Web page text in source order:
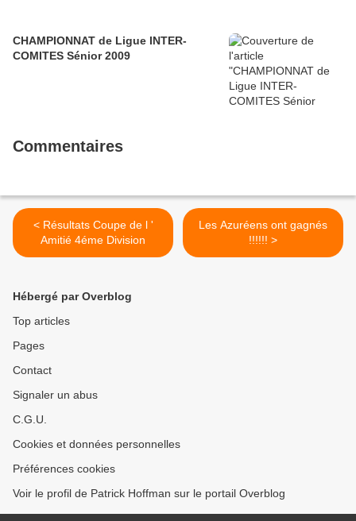
CHAMPIONNAT de Ligue INTER-
COMITES Sénior 2009
Commentaires
< Résultats Coupe de l '
Amitié 4éme Division
Les Azuréens ont gagnés
!!!!!! >
Hébergé par Overblog
Top articles
Pages
Contact
Signaler un abus
C.G.U.
Cookies et données personnelles
Préférences cookies
Voir le profil de Patrick Hoffman sur le portail Overblog